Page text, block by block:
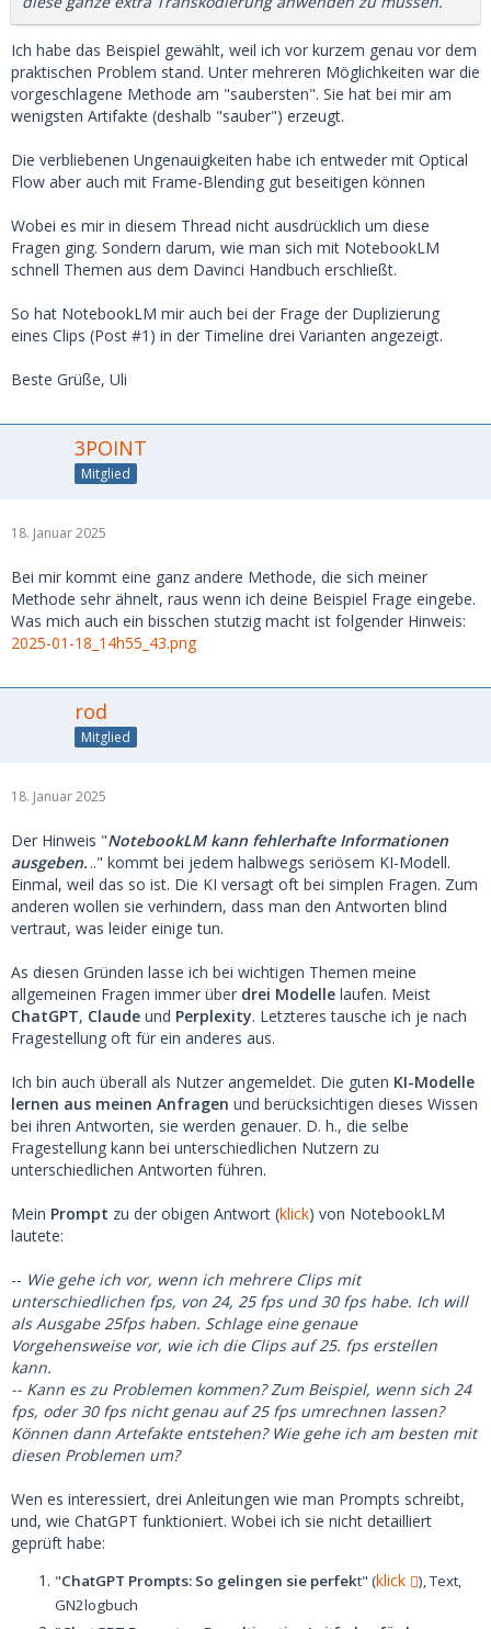
Ich habe das Beispiel gewählt, weil ich vor kurzem genau vor dem
praktischen Problem stand. Unter mehreren Möglichkeiten war die
vorgeschlagene Methode am "saubersten". Sie hat bei mir am
wenigsten Artifakte (deshalb "sauber") erzeugt.
Die verbliebenen Ungenauigkeiten habe ich entweder mit Optical
Flow aber auch mit Frame-Blending gut beseitigen können
Wobei es mir in diesem Thread nicht ausdrücklich um diese
Fragen ging. Sondern darum, wie man sich mit NotebookLM
schnell Themen aus dem Davinci Handbuch erschließt.
So hat NotebookLM mir auch bei der Frage der Duplizierung
eines Clips (Post #1) in der Timeline drei Varianten angezeigt.
Beste Grüße, Uli
3POINT
Mitglied
18. Januar 2025
Bei mir kommt eine ganz andere Methode, die sich meiner
Methode sehr ähnelt, raus wenn ich deine Beispiel Frage eingebe.
Was mich auch ein bisschen stutzig macht ist folgender Hinweis:
2025-01-18_14h55_43.png
rod
Mitglied
18. Januar 2025
Der Hinweis "NotebookLM kann fehlerhafte Informationen
ausgeben. .." kommt bei jedem halbwegs seriösem KI-Modell.
Einmal, weil das so ist. Die KI versagt oft bei simplen Fragen. Zum
anderen wollen sie verhindern, dass man den Antworten blind
vertraut, was leider einige tun.
As diesen Gründen lasse ich bei wichtigen Themen meine
allgemeinen Fragen immer über drei Modelle laufen. Meist
ChatGPT, Claude und Perplexity. Letzteres tausche ich je nach
Fragestellung oft für ein anderes aus.
Ich bin auch überall als Nutzer angemeldet. Die guten KI-Modelle
lernen aus meinen Anfragen und berücksichtigen dieses Wissen
bei ihren Antworten, sie werden genauer. D. h., die selbe
Fragestellung kann bei unterschiedlichen Nutzern zu
unterschiedlichen Antworten führen.
Mein Prompt zu der obigen Antwort (klick) von NotebookLM
lautete:
-- Wie gehe ich vor, wenn ich mehrere Clips mit
unterschiedlichen fps, von 24, 25 fps und 30 fps habe. Ich will
als Ausgabe 25fps haben. Schlage eine genaue
Vorgehensweise vor, wie ich die Clips auf 25. fps erstellen
kann.
-- Kann es zu Problemen kommen? Zum Beispiel, wenn sich 24
fps, oder 30 fps nicht genau auf 25 fps umrechnen lassen?
Können dann Artefakte entstehen? Wie gehe ich am besten mit
diesen Problemen um?
Wen es interessiert, drei Anleitungen wie man Prompts schreibt,
und, wie ChatGPT funktioniert. Wobei ich sie nicht detailliert
geprüft habe:
"ChatGPT Prompts: So gelingen sie perfekt" (klick
), Text,
GN2logbuch